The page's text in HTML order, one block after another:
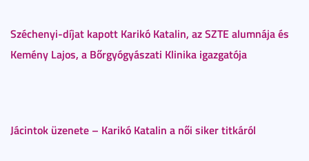
Széchenyi-díjat kapott Karikó Katalin, az SZTE alumnája és
Kemény Lajos, a Bőrgyógyászati Klinika igazgatója
Jácintok üzenete – Karikó Katalin a női siker titkáról